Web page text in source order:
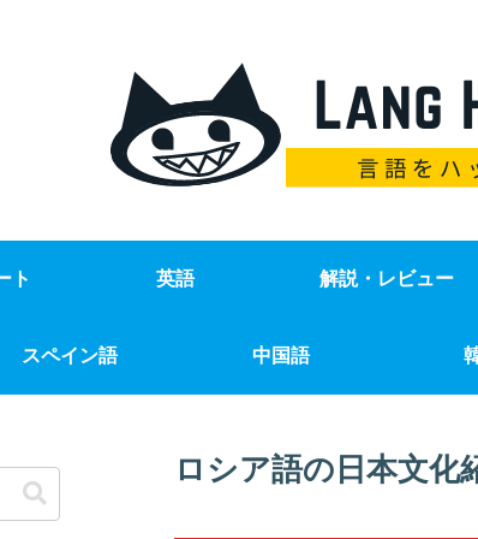
ト 英語 解説・レビュー
スペイン語 中国語
ロシア語の日本文化